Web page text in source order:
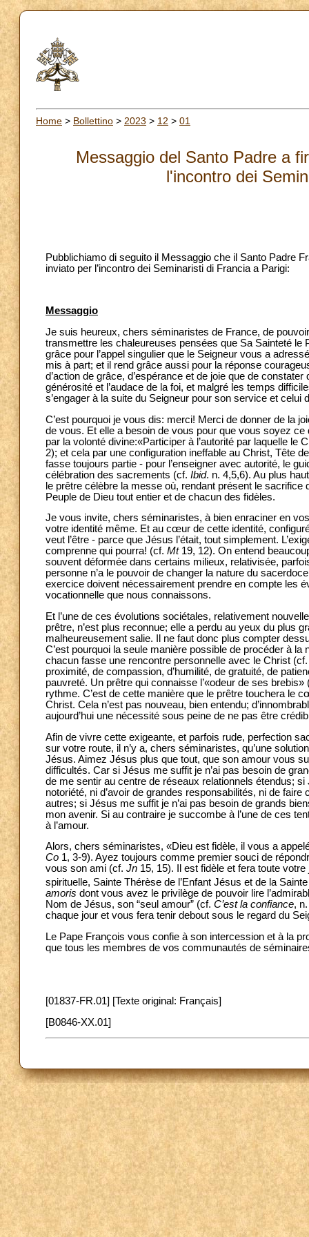
Home > Bollettino > 2023 > 12 > 01
Messaggio del Santo Padre a
l'incontro dei
Pubblichiamo di seguito il Messaggio che il Santo Padre
inviato per l’incontro dei Seminaristi di Francia a Parigi:
Messaggio
Je suis heureux, chers séminaristes de France, de
transmettre les chaleureuses pensées que Sa Sainteté le
grâce pour l’appel singulier que le Seigneur vous a
mis à part; et il rend grâce aussi pour la réponse
d’action de grâce, d’espérance et de joie que de
générosité et l’audace de la foi, et malgré les temps
s’engager à la suite du Seigneur pour son service et
C’est pourquoi je vous dis: merci! Merci de donner de la
de vous. Et elle a besoin de vous pour que vous soyez ce
par la volonté divine:«Participer à l’autorité par laquelle le
2); et cela par une configuration ineffable au Christ, Tête
fasse toujours partie - pour l’enseigner avec autorité, le
célébration des sacrements (cf. Ibid. n. 4,5,6). Au plus
le prêtre célèbre la messe où, rendant présent le sacrifice
Peuple de Dieu tout entier et de chacun des fidèles.
Je vous invite, chers séminaristes, à bien enraciner en
votre identité même. Et au cœur de cette identité,
veut l’être - parce que Jésus l’était, tout simplement.
comprenne qui pourra! (cf. Mt19, 12). On entend
souvent déformée dans certains milieux, relativisée,
personne n’a le pouvoir de changer la nature du
exercice doivent nécessairement prendre en compte les
vocationnelle que nous connaissons.
Et l’une de ces évolutions sociétales, relativement
prêtre, n’est plus reconnue; elle a perdu au yeux du plus
malheureusement salie. Il ne faut donc plus compter
C’est pourquoi la seule manière possible de procéder à
chacun fasse une rencontre personnelle avec le Christ
proximité, de compassion, d’humilité, de gratuité, de
pauvreté. Un prêtre qui connaisse l’«odeur de ses brebis»
rythme. C’est de cette manière que le prêtre touchera le
Christ. Cela n’est pas nouveau, bien entendu;
aujourd’hui une nécessité sous peine de ne pas être
Afin de vivre cette exigeante, et parfois rude, perfection
sur votre route, il n’y a, chers séminaristes, qu’une
Jésus. Aimez Jésus plus que tout, que son amour vous
difficultés. Car si Jésus me suffit je n’ai pas besoin de
de me sentir au centre de réseaux relationnels étendus;
notoriété, ni d’avoir de grandes responsabilités, ni de
autres; si Jésus me suffit je n’ai pas besoin de grands
mon avenir. Si au contraire je succombe à l’une de ces
à l’amour.
Alors, chers séminaristes, «Dieu est fidèle, il vous a
Co 1, 3-9). Ayez toujours comme premier souci de
vous son ami (cf. Jn 15, 15). Il est fidèle et fera toute
spirituelle, Sainte Thérèse de l’Enfant Jésus et de la
amoris dont vous avez le privilège de pouvoir lire
Nom de Jésus, son “seul amour” (cf. C’est la confiance,
chaque jour et vous fera tenir debout sous le regard du
Le Pape François vous confie à son intercession et à la
que tous les membres de vos communautés de
[01837-FR.01] [Texte original: Français]
[B0846-XX.01]